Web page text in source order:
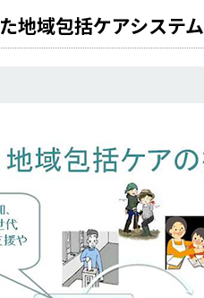
地域包括ケアシステム